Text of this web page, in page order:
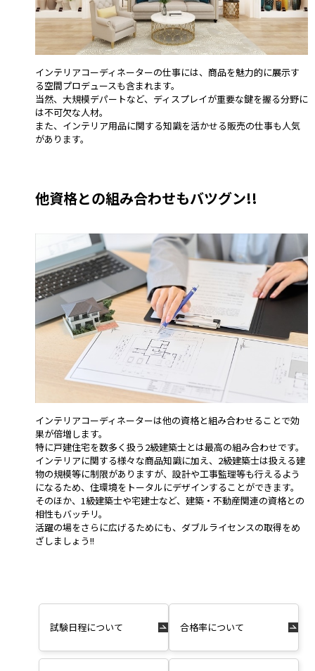
インテリアコーディネーターの仕事には、商品を魅力的に展示す
る空間プロデュースも含まれます。
当然、大規模デパートなど、ディスプレイが重要な鍵を握る分野に
は不可欠な人材。
また、インテリア用品に関する知識を活かせる販売の仕事も人気
があります。
他資格との組み合わせもバツグン!!
インテリアコーディネーターは他の資格と組み合わせることで効
果が倍増します。
特に戸建住宅を数多く扱う2級建築士とは最高の組み合わせです。
インテリアに関する様々な商品知識に加え、2級建築士は扱える建
物の規模等に制限がありますが、設計や工事監理等も行えるよう
になるため、住環境をトータルにデザインすることができます。
そのほか、1級建築士や宅建士など、建築・不動産関連の資格との
相性もバッチリ。
活躍の場をさらに広げるためにも、ダブルライセンスの取得をめ
ざしましょう!!
試験日程について 合格率について